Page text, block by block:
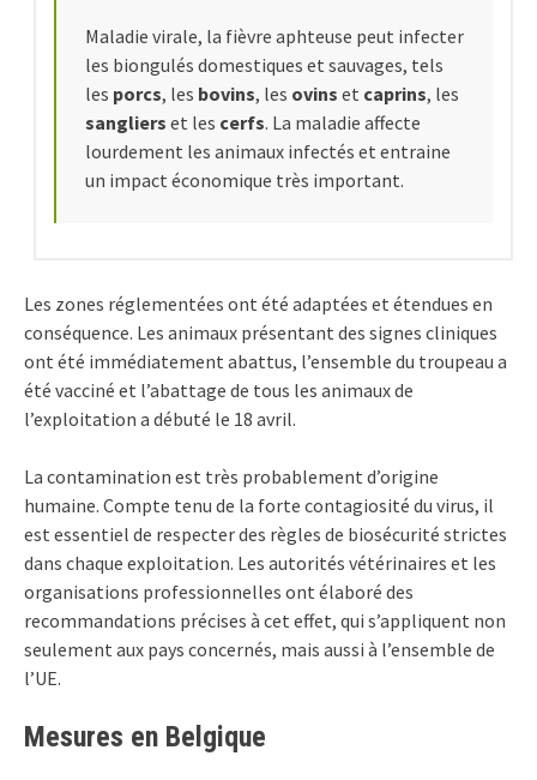
Maladie virale, la fièvre aphteuse peut infecter
les biongulés domestiques et sauvages, tels
les porcs, les bovins, les ovins et caprins, les
sangliers et les cerfs. La maladie affecte
lourdement les animaux infectés et entraine
un impact économique très important.
Les zones réglementées ont été adaptées et étendues en
conséquence. Les animaux présentant des signes cliniques
ont été immédiatement abattus, l’ensemble du troupeau a
été vacciné et l’abattage de tous les animaux de
l’exploitation a débuté le 18 avril.
La contamination est très probablement d’origine
humaine. Compte tenu de la forte contagiosité du virus, il
est essentiel de respecter des règles de biosécurité strictes
dans chaque exploitation. Les autorités vétérinaires et les
organisations professionnelles ont élaboré des
recommandations précises à cet effet, qui s’appliquent non
seulement aux pays concernés, mais aussi à l’ensemble de
l’UE.
Mesures en Belgique